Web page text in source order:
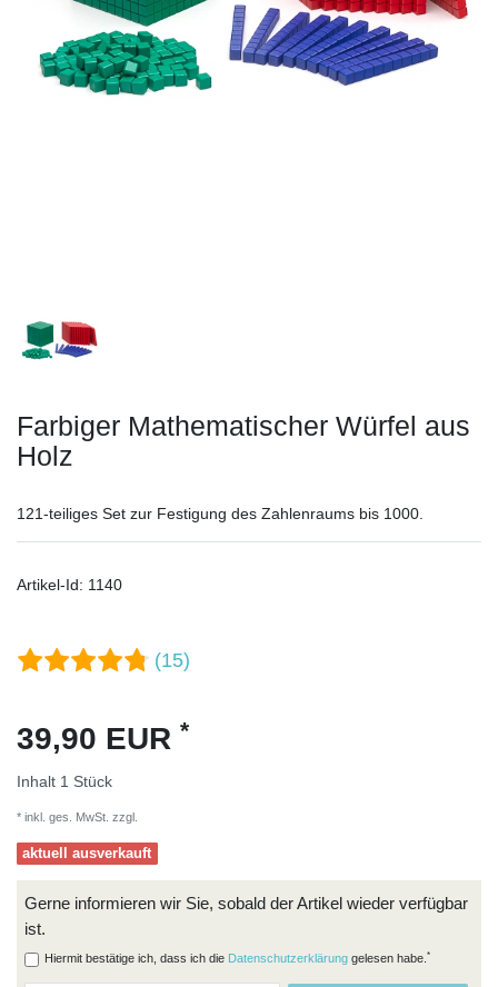
Farbiger Mathematischer Würfel aus
Holz
121-teiliges Set zur Festigung des Zahlenraums bis 1000.
Artikel-Id: 1140
(15)
39,90 EUR *
Inhalt 1 Stück
* inkl. ges. MwSt. zzgl.
aktuell ausverkauft
Gerne informieren wir Sie, sobald der Artikel wieder verfügbar
ist.
Hiermit bestätige ich, dass ich die Daten­schutz­erklärunggelesen habe.*